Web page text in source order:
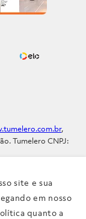
site e sua
em nosso
quanto a
,
Tumelero CNPJ: